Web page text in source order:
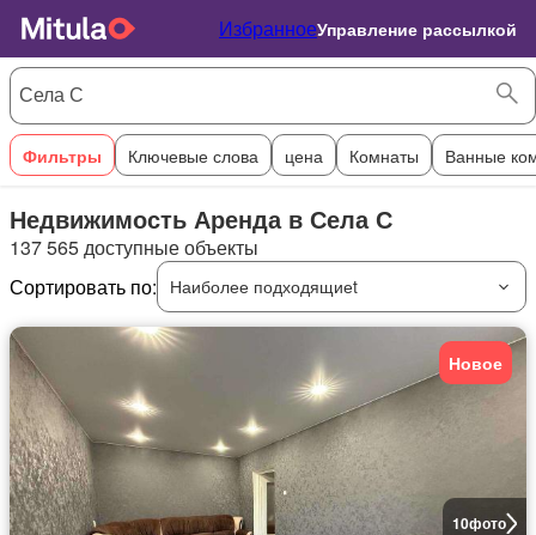
ИзбранноеУправление рассылкой
Фильтры Ключевые слова цена Комнаты Ванные
Недвижимость Аренда в Села С
137 565 доступные объекты
Сортировать по:
Наиболее подходящиеt
10фото
Новое